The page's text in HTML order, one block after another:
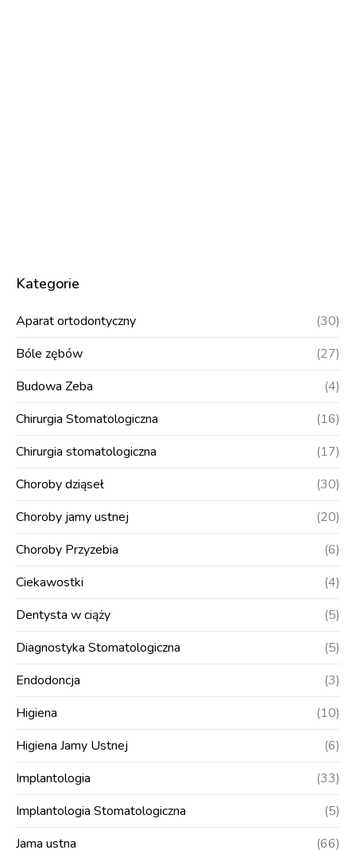
Kategorie
Aparat ortodontyczny
(30)
Bóle zębów
(27)
Budowa Zeba
(4)
Chirurgia Stomatologiczna
(16)
Chirurgia stomatologiczna
(17)
Choroby dziąseł
(30)
Choroby jamy ustnej
(20)
Choroby Przyzebia
(6)
Ciekawostki
(4)
Dentysta w ciąży
(5)
Diagnostyka Stomatologiczna
(5)
Endodoncja
(3)
Higiena
(10)
Higiena Jamy Ustnej
(6)
Implantologia
(33)
Implantologia Stomatologiczna
(5)
Jama ustna
(66)